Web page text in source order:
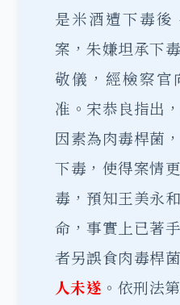
是米酒遭下毒後
案，朱嫌坦承下
敬儀，經檢察官
准。宋恭良指出
因素為肉毒桿菌
下毒，使得案情
毒，預知王美永
命，事實上已著
者另誤食肉毒桿
人未遂 。依刑法